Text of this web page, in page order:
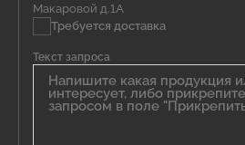
Макаровой д.1А
Требуется доставка
Текст запроса